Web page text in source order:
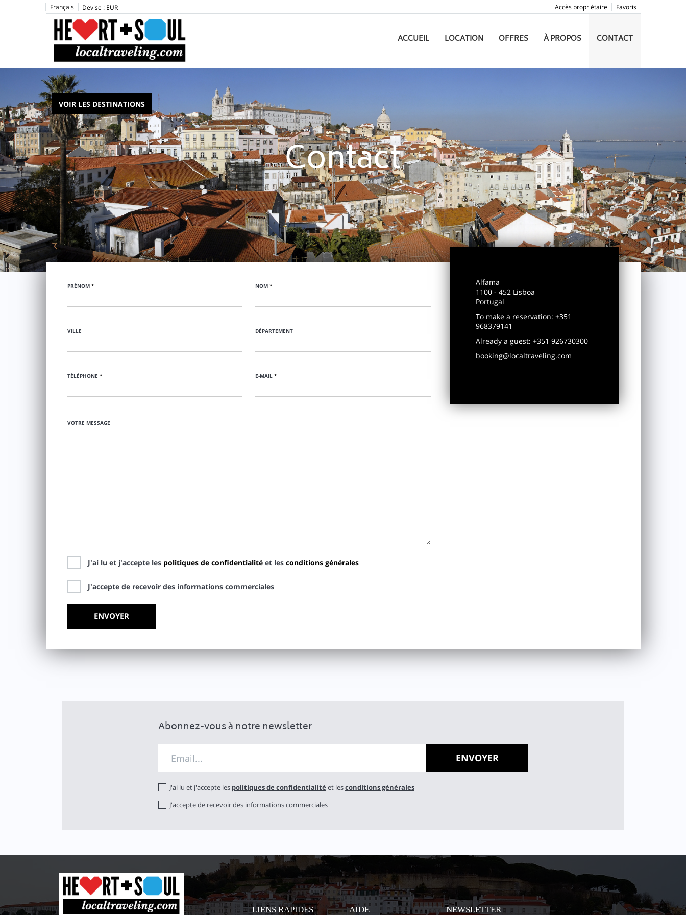
Français Devise : EUR Favoris
Accès propriétaire
ACCUEIL LOCATION OFFRES À PROPOS CONTACT
VOIR LES DESTINATIONS
Contact
Alfama
1100 - 452 Lisboa
Portugal
To make a reservation: +351
968379141
Already a guest: +351 926730300
booking@localtraveling.com
PRÉNOM * NOM*
VILLE DÉPARTEMENT
TÉLÉPHONE * E-MAIL*
VOTRE MESSAGE
J'ai lu et j'accepte les politiques de confidentialité et les conditions générales
J'accepte de recevoir des informations commerciales
Abonnez-vous à notre newsletter
J'ai lu et j'accepte les politiques de confidentialité et lesconditions générales
J'accepte de recevoir des informations commerciales
LIENS RAPIDES AIDE NEWSLETTER